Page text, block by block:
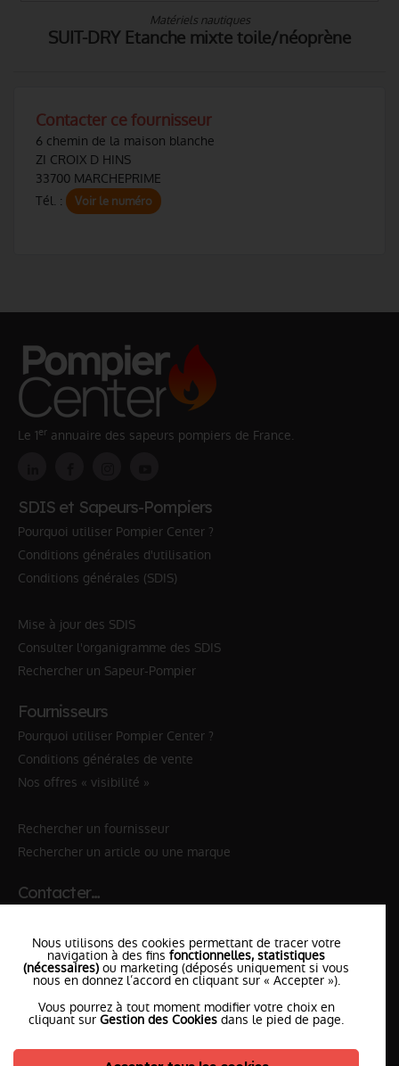
Matériels nautiques
SP1 - Etanche en toile trilaminée
Contacter ce fournisseur
6 chemin de la maison blanche
ZI CROIX D HINS
33700 MARCHEPRIME
Tél. :
Voir le numéro
Le 1er annuaire des sapeurs pompiers de France.
SDIS et Sapeurs-Pompiers
Pourquoi utiliser Pompier Center ?
Conditions générales d'utilisation
Conditions générales (SDIS)
Mise à jour des SDIS
Consulter l'organigramme des SDIS
Rechercher un Sapeur-Pompier
Fournisseurs
Pourquoi utiliser Pompier Center ?
Conditions générales de vente
Nos offres « visibilité »
Rechercher un fournisseur
Rechercher un article ou une marque
Contacter…
✆ 18№National Sapeurs-Pompiers
le SDISle plus proche
l'équipePompierCenter
Nous utilisons des cookies permettant de tracer votre
navigation à des fins fonctionnelles, statistiques
(nécessaires) ou marketing (déposés uniquement si vous
nous en donnez l’accord en cliquant sur « Accepter »).
Vous pourrez à tout moment modifier votre choix en
cliquant sur Gestion des Cookies dans le pied de page.